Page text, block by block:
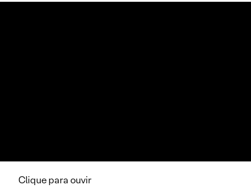
Clique para ouvir